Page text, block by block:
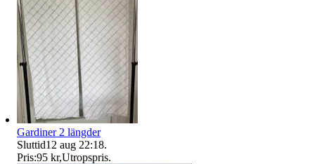
Gardiner 2 längder
Sluttid12 aug 22:18.
Pris:95 kr,Utropspris.